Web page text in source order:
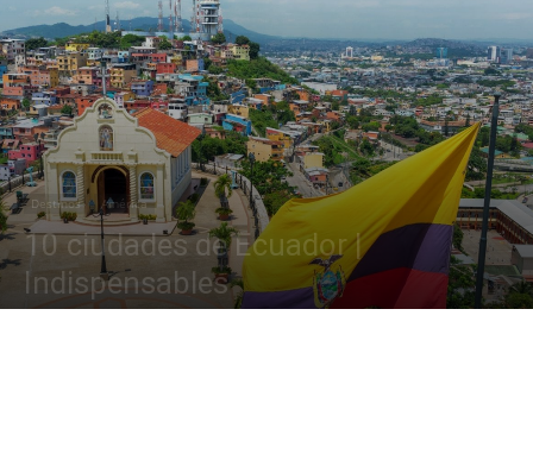
Destinos América
10 ciudades de Ecuador |
Indispensables